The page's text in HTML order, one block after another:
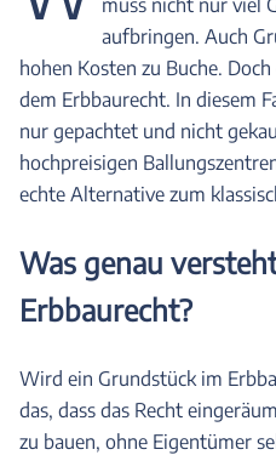
aufbringen. Auch
hohen Kosten zu Buche.
dem Erbbaurecht. In diesem
nur gepachtet und nicht
hochpreisigen
echte Alternative zum
Was genau
Erbbaurecht?
Wird ein Grundstück im
das, dass das Recht
zu bauen, ohne Eigentümer